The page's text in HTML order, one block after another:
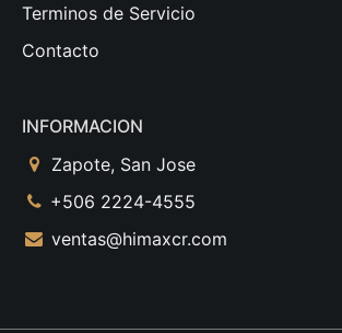
Terminos de Servicio
Contacto
INFORMACION
Zapote, San Jose
+506 2224-4555
ventas@himaxcr.com